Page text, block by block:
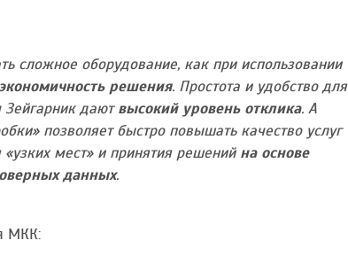
сложное оборудование, как при использовании
решения. Простота и удобство для
Зейгарник даютвысокий уровень отклика. А
позволяет быстро повышать качество услуг
мест» и принятия решений на основе
данных.
МКК: